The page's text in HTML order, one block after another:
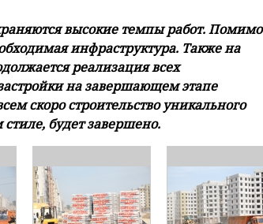
высокие темпы работ. Помимо
инфраструктура. Также на
реализация всех
на завершающем этапе
скоро строительство уникального
будет завершено.